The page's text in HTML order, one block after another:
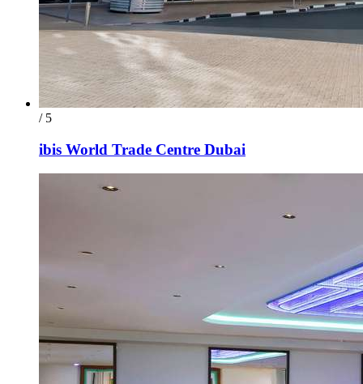
/ 5
ibis World Trade Centre Dubai